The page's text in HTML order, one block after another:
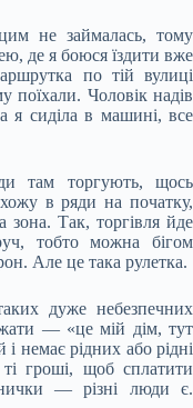
не займалась, тому
де я боюся їздити вже
по тій вулиці
поїхали. Чоловік надів
я сиділа в машині, все
там торгують, щось
в ряди на початку,
зона. Так, торгівля йде
тобто можна бігом
Але це така рулетка.
дуже небезпечних
— «це мій дім, тут
немає рідних або рідні
гроші, щоб сплатити
— різні люди є.